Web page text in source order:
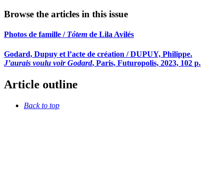
Browse the articles in this issue
Photos de famille / Tótem de Lila Avilés
Godard, Dupuy et l’acte de création / DUPUY, Philippe.
J’aurais voulu voir Godard, Paris, Futuropolis, 2023, 102 p.
Article outline
Back to top